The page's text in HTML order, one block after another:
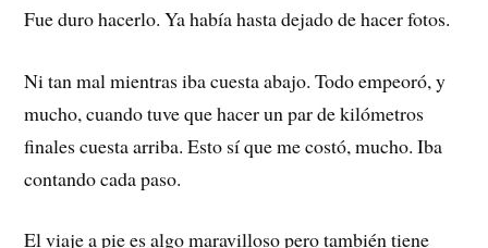
Fue duro hacerlo. Ya había hasta dejado de hacer fotos.
Ni tan mal mientras iba cuesta abajo. Todo empeoró, y
mucho, cuando tuve que hacer un par de kilómetros
finales cuesta arriba. Esto sí que me costó, mucho. Iba
contando cada paso.
El viaje a pie es algo maravilloso pero también tiene